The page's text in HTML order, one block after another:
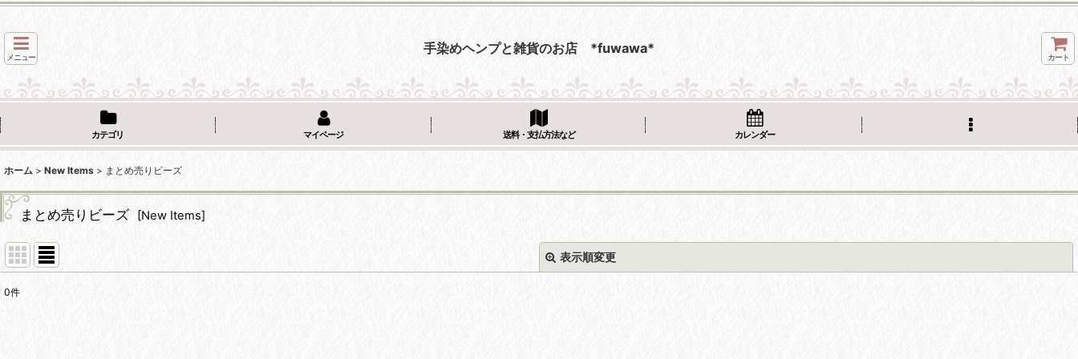
メニュー
手染めヘンプと雑貨のお店 *fuwawa*
カート
カテゴリ マイページ 送料・支払方法など カレンダー
ホーム > New Items > まとめ売りビーズ
まとめ売りビーズ [New Items]
表示順変更
0件